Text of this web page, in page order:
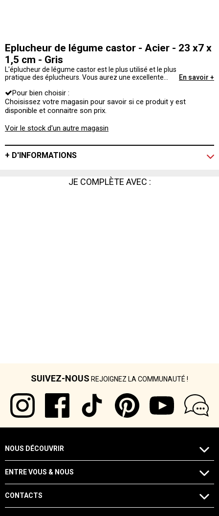
Eplucheur de légume castor - Acier - 23 x7 x
1,5 cm - Gris
L'éplucheur de légume castor est le plus utilisé et le plus
pratique des éplucheurs. Vous aurez une excellente
des légumes pour éplucher rapidement et facilement.
En savoir +
Pour bien choisir :
Choisissez votre magasin pour savoir si ce produit y est
disponible et connaitre son prix.
Voir le stock d'un autre magasin
+ D'INFORMATIONS
JE COMPLÈTE AVEC :
SUIVEZ-NOUS REJOIGNEZ LA COMMUNAUTÉ !
NOUS DÉCOUVRIR
ENTRE VOUS & NOUS
CONTACTS